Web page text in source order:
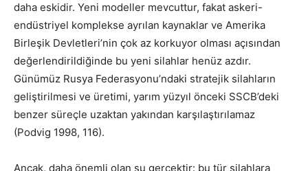
daha eskidir. Yeni modeller mevcuttur, fakat askeri-
endüstriyel komplekse ayrılan kaynaklar ve Amerika
Birleşik Devletleri’nin çok az korkuyor olması açısından
değerlendirildiğinde bu yeni silahlar henüz azdır.
Günümüz Rusya Federasyonu’ndaki stratejik silahların
geliştirilmesi ve üretimi, yarım yüzyıl önceki SSCB’deki
benzer süreçle uzaktan yakından karşılaştırılamaz
(Podvig 1998, 116).
Ancak, daha önemli olan şu gerçektir: bu tür silahlara